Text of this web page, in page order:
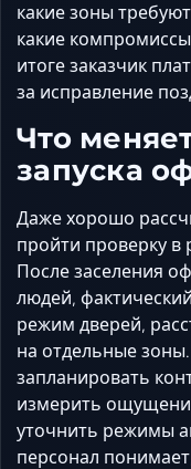
какие зоны
какие
итоге заказчик
за исправление
Что
запуска
Даже хорошо
пройти проверку в
После заселения
людей,
режим дверей,
на отдельные
запланировать
измерить
уточнить режимы
персонал